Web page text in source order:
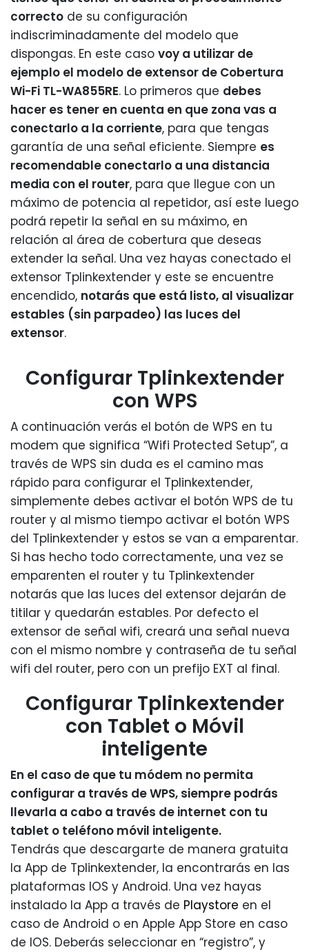
correcto de su configuración
indiscriminadamente del modelo que
dispongas. En este caso voy a utilizar de
ejemplo el modelo de extensor de Cobertura
Wi-Fi TL-WA855RE. Lo primeros que debes
hacer es tener en cuenta en que zona vas a
conectarlo a la corriente, para que tengas
garantía de una señal eficiente. Siempre es
recomendable conectarlo a una distancia
media con el router, para que llegue con un
máximo de potencia al repetidor, así este luego
podrá repetir la señal en su máximo, en
relación al área de cobertura que deseas
extender la señal. Una vez hayas conectado el
extensor Tplinkextender y este se encuentre
encendido, notarás que está listo, al visualizar
estables (sin parpadeo) las luces del
extensor.
Configurar Tplinkextender
con WPS
A continuación verás el botón de WPS en tu
modem que significa “Wifi Protected Setup”, a
través de WPS sin duda es el camino mas
rápido para configurar el Tplinkextender,
simplemente debes activar el botón WPS de tu
router y al mismo tiempo activar el botón WPS
del Tplinkextender y estos se van a emparentar.
Si has hecho todo correctamente, una vez se
emparenten el router y tu Tplinkextender
notarás que las luces del extensor dejarán de
titilar y quedarán estables. Por defecto el
extensor de señal wifi, creará una señal nueva
con el mismo nombre y contraseña de tu señal
wifi del router, pero con un prefijo EXT al final.
Configurar Tplinkextender
con Tablet o Móvil
inteligente
En el caso de que tu módem no permita
configurar a través de WPS, siempre podrás
llevarla a cabo a través de internet con tu
tablet o teléfono móvil inteligente.
Tendrás que descargarte de manera gratuita
la App de Tplinkextender, la encontrarás en las
plataformas IOS y Android. Una vez hayas
instalado la App a través de Playstore en el
caso de Android o en Apple App Store en caso
de IOS. Deberás seleccionar en “registro”, y